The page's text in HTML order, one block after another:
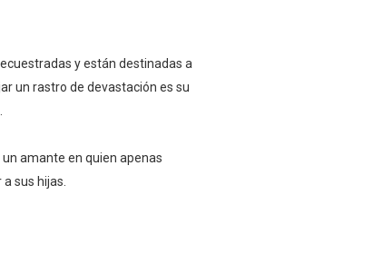
y están destinadas a
un rastro de devastación es su
un amante en quien apenas
sus hijas.